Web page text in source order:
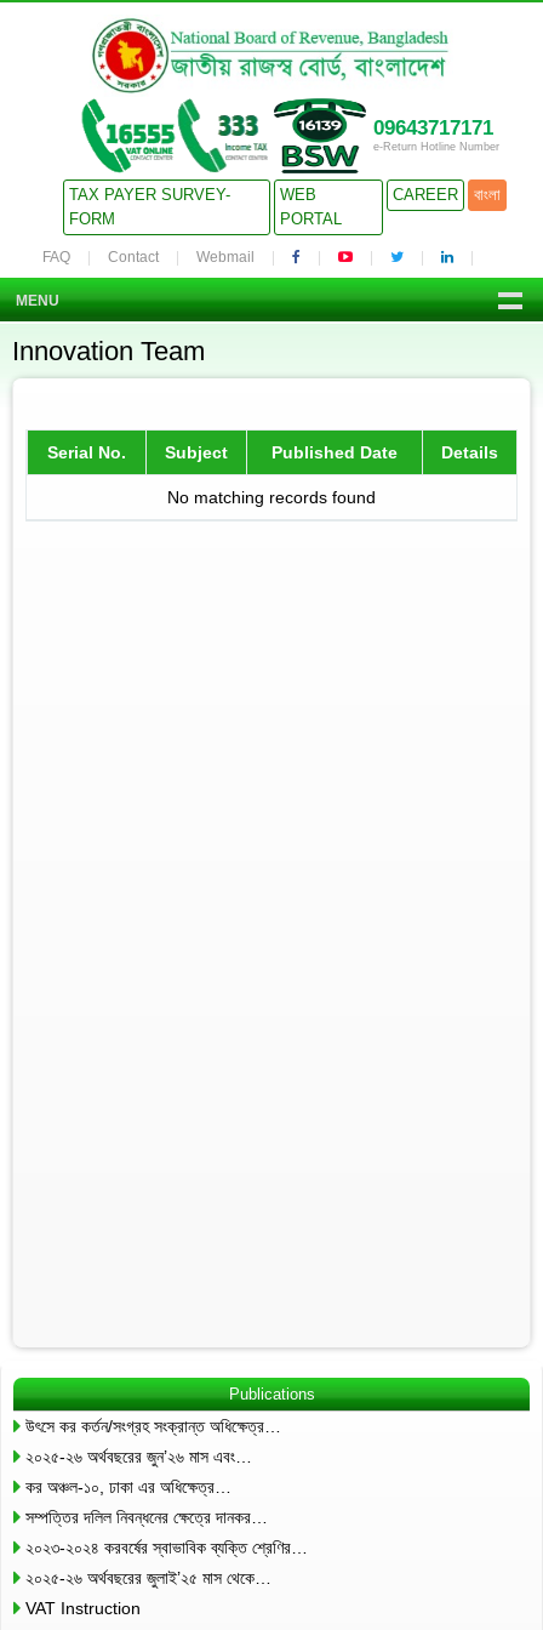
09643717171
e-Return Hotline Number
TAX PAYER SURVEY-
FORM
WEB
PORTAL
CAREER বাংলা
FAQ Contact Webmail
MENU
Innovation Team
Serial No. Subject Published Date Details
No matching records found
Publications
উৎসে কর কর্তন/সংগ্রহ সংক্রান্ত অধিক্ষেত্র…
২০২৫-২৬ অর্থবছরের জুন’২৬ মাস এবং…
কর অঞ্চল-১০, ঢাকা এর অধিক্ষেত্র…
সম্পত্তির দলিল নিবন্ধনের ক্ষেত্রে দানকর…
২০২৩-২০২৪ করবর্ষের স্বাভাবিক ব্যক্তি শ্রেণির…
২০২৫-২৬ অর্থবছরের জুলাই’২৫ মাস থেকে…
VAT Instruction